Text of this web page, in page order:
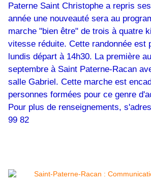
Paterne Saint Christophe a repris
année une nouveauté sera au
marche "bien être" de trois à quatre
vitesse réduite. Cette randonnée est
lundis départ à 14h30. La première
septembre à Saint Paterne-Racan
salle Gabriel. Cette marche est
personnes formées pour ce genre
Pour plus de renseignements,
99 82